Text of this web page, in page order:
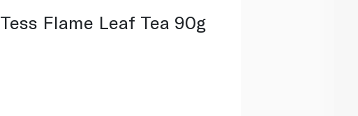
Tess Flame Leaf Tea 90g